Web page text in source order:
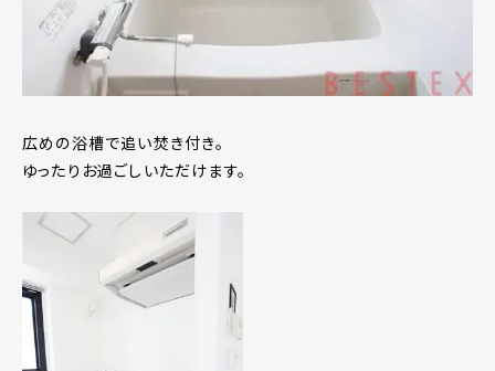
広めの浴槽で追い焚き付き。
ゆったりお過ごしいただけます。